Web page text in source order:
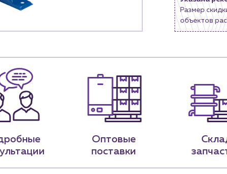
Блог
79
г. Краснодар, ул. Российская, 63
Размер
объектов
Оптовые
поставки